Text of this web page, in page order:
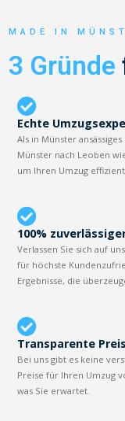
MADE IN
3 Gründe
Echte
Als in Münster
Münster nach Leoben
um Ihren Umzug
100%
Verlassen Sie sich auf
für höchste
Ergebnisse, die
Transparente
Bei uns gibt es keine
Preise für Ihren Umzug
was Sie erwartet.